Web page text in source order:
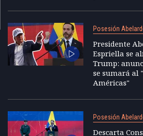
Posesión
Presidente
Espriella se
Trump:
se sumará al
Américas"
Posesión
Descarta